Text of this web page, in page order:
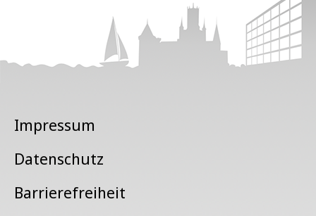
Impressum
Datenschutz
Barrierefreiheit